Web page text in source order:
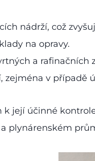
nádrží, což
na opravy.
a rafinačních
zejména v případě
její účinné
plynárenském